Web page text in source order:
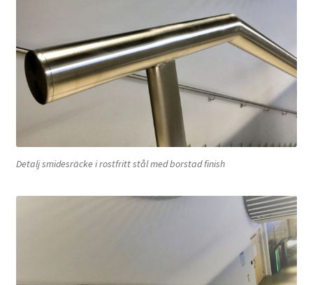
Detalj smidesräcke i rostfritt stål med borstad finish